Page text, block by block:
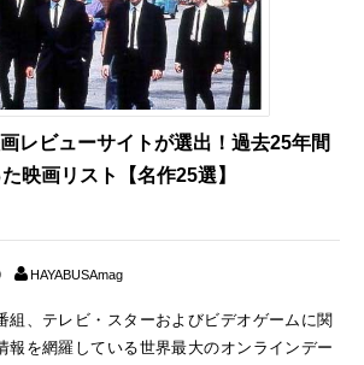
レビューサイトが選出！過去25年間
映画リスト【名作25選】
HAYABUSAmag
組、テレビ・スターおよびビデオゲームに関
報を網羅している世界最大のオンラインデー